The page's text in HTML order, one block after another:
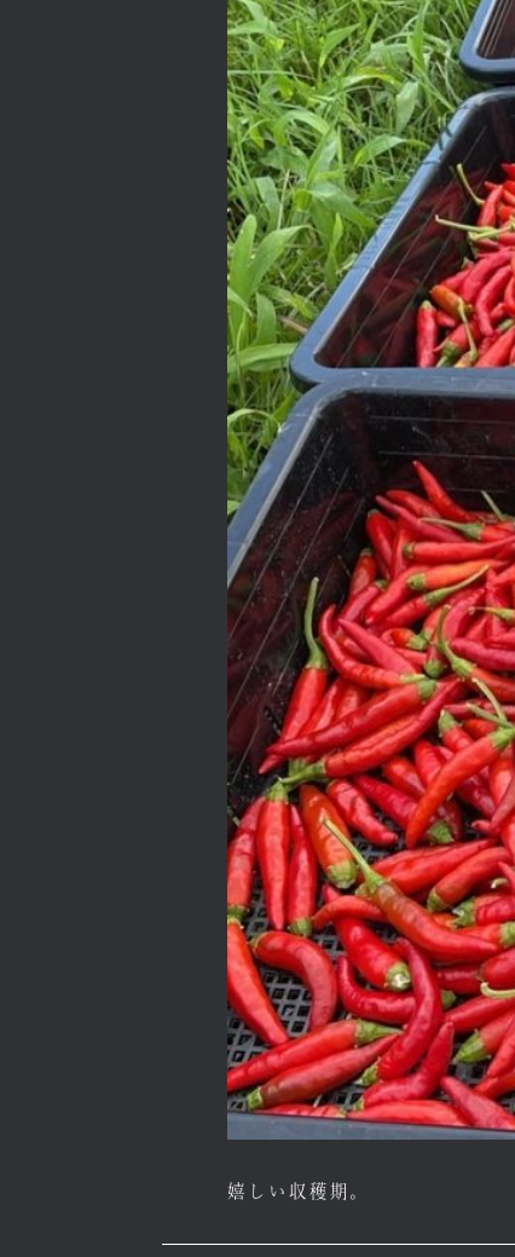
嬉しい収穫期。